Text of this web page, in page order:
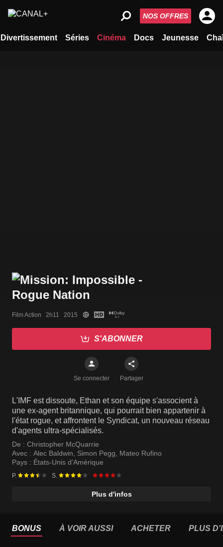
Divertissement Séries Cinéma Docs Jeunesse
NOS OFFRES
Film Action   2h11   2015
S'ABONNER
Se connecter Partager
L'IMF est dissoute, Ethan et son équipe s'associent à
une ex-agent britannique, qui pourrait bien appartenir à
l'état rogue, et affrontent le Syndicat, un nouveau réseau
d'agents ultra-spécialisés.
De : Christopher McQuarrie
Avec : Alec Baldwin, Simon Pegg, Mateo Rufino
Pays : États-Unis d'Amérique
P. S.
Plus d'infos
BONUS À VOIR AUSSI ACHETER PLUS